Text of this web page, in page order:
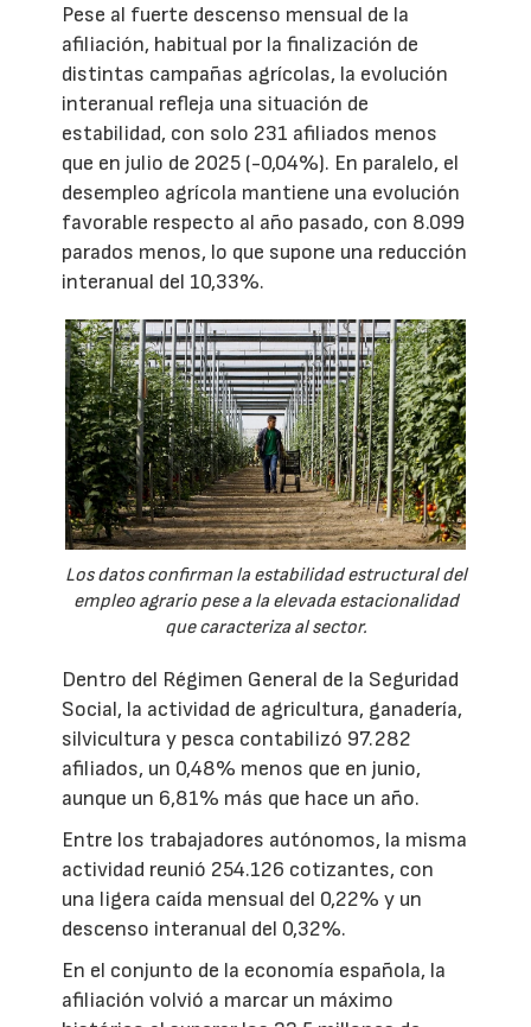
Pese al fuerte descenso mensual de la
afiliación, habitual por la finalización de
distintas campañas agrícolas, la evolución
interanual refleja una situación de
estabilidad, con solo 231 afiliados menos
que en julio de 2025 (-0,04%). En paralelo, el
desempleo agrícola mantiene una evolución
favorable respecto al año pasado, con 8.099
parados menos, lo que supone una reducción
interanual del 10,33%.
Los datos confirman la estabilidad estructural del
empleo agrario pese a la elevada estacionalidad
que caracteriza al sector.
Dentro del Régimen General de la Seguridad
Social, la actividad de agricultura, ganadería,
silvicultura y pesca contabilizó 97.282
afiliados, un 0,48% menos que en junio,
aunque un 6,81% más que hace un año.
Entre los trabajadores autónomos, la misma
actividad reunió 254.126 cotizantes, con
una ligera caída mensual del 0,22% y un
descenso interanual del 0,32%.
En el conjunto de la economía española, la
afiliación volvió a marcar un máximo